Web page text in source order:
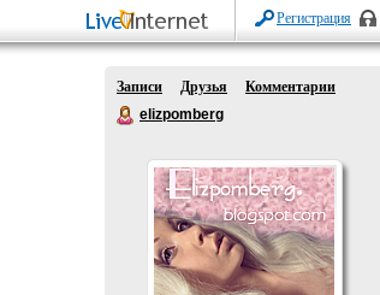
Регистрация
Записи Друзья
Комментарии
elizpomberg